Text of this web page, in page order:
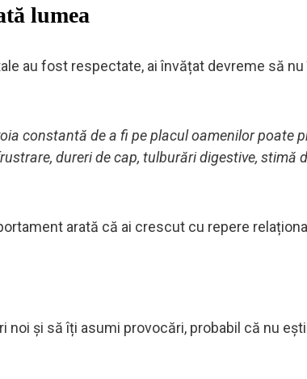
lumea
au fost respectate, ai învățat devreme să
constantă de a fi pe placul oamenilor poate
dureri de cap, tulburări digestive, stimă
arată că ai crescut cu repere
și să îți asumi provocări, probabil că nu